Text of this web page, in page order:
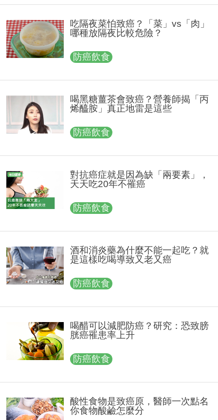
吃隔夜菜怕致癌？「菜」vs「肉」
哪種放隔夜比較危險？
防癌飲食
喝黑糖薑茶會致癌？營養師揭「丙
烯醯胺」真正地雷是這些
防癌飲食
對抗癌症就是因為缺「兩要素」，
天天吃20年不罹癌
防癌飲食
酒和消炎藥為什麼不能一起吃？就
是這樣吃喝導致又老又癌
防癌飲食
喝醋可以減肥防癌？研究：恐致膀
胱癌罹患率上升
防癌飲食
酸性食物是致癌原，醫師一次點名
你食物酸鹼怎麼分